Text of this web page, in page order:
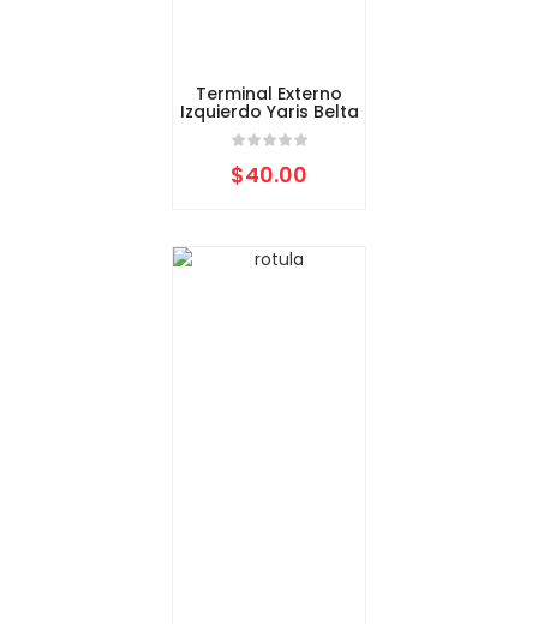
Terminal Externo
Izquierdo Yaris Belta
$40.00